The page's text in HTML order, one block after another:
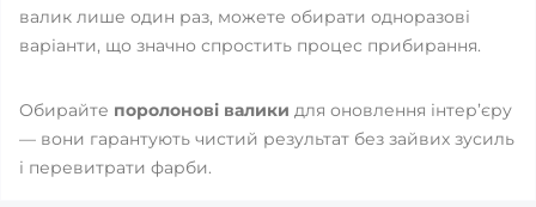
валик лише один раз, можете обирати одноразові
варіанти, що значно спростить процес прибирання.
Обирайте поролонові валики для оновлення інтер’єру
— вони гарантують чистий результат без зайвих зусиль
і перевитрати фарби.